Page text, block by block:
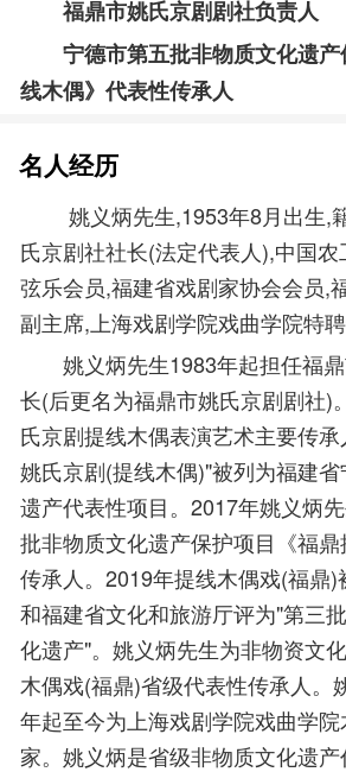
福鼎市姚氏京剧剧社负责人
宁德市第五批非物质文化遗
线木偶》代表性传承人
名人经历
姚义炳先生,1953年8月出生,
氏京剧社社长(法定代表人),中国
弦乐会员,福建省戏剧家协会会员,
副主席,上海戏剧学院戏曲学院特聘
姚义炳先生1983年起担任福
长(后更名为福鼎市姚氏京剧剧社)
氏京剧提线木偶表演艺术主要传
姚氏京剧(提线木偶)"被列为福建
遗产代表性项目。2017年姚义炳
批非物质文化遗产保护项目《福
传承人。2019年提线木偶戏(福鼎
和福建省文化和旅游厅评为"第三
化遗产"。姚义炳先生为非物资文
木偶戏(福鼎)省级代表性传承人。
年起至今为上海戏剧学院戏曲学
家。姚义炳是省级非物质文化遗